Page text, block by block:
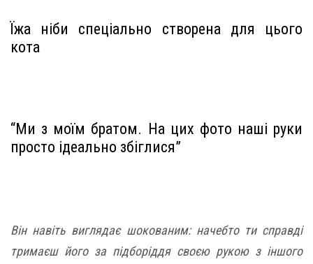
Їжа ніби спеціально створена для цього
кота
“Ми з моїм братом. На цих фото наші руки
просто ідеально збіглися”
Він навіть виглядає шокованим: начебто ти справді
тримаєш його за підборіддя своєю рукою з іншого